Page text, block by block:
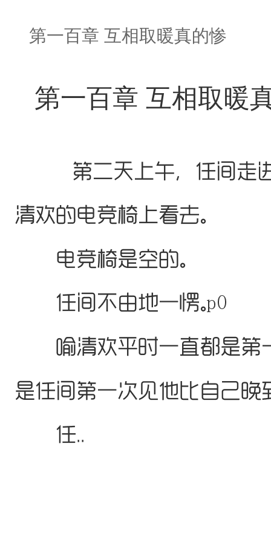
第一百章 互相取暖真的惨
第一百章 互相取暖